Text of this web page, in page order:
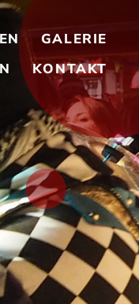
GALERIE
KONTAKT